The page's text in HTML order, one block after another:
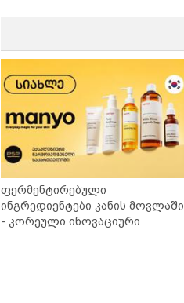
ფერმენტირებული
ინგრედიენტები კანის მოვლაში
- კორეული ინოვაციური